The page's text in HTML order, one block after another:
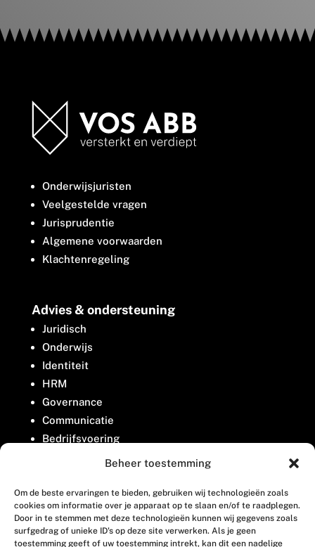
Beheer toestemming
Om de beste ervaringen te bieden, gebruiken wij technologieën zoals
cookies om informatie over je apparaat op te slaan en/of te raadplegen.
Door in te stemmen met deze technologieën kunnen wij gegevens zoals
surfgedrag of unieke ID's op deze site verwerken. Als je geen
toestemming geeft of uw toestemming intrekt, kan dit een nadelige
Onderwijsjuristen
Veelgestelde vragen
Jurisprudentie
Algemene voorwaarden
Klachtenregeling
Advies & ondersteuning
Juridisch
Onderwijs
Identiteit
HRM
Governance
Communicatie
Bedrijfsvoering
Belangenbehartiging
Contact
Houttuinlaan 8